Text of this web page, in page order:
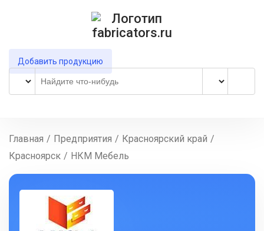
Добавить продукцию
Главная / Предприятия / Красноярский край /
Красноярск / НКМ Мебель